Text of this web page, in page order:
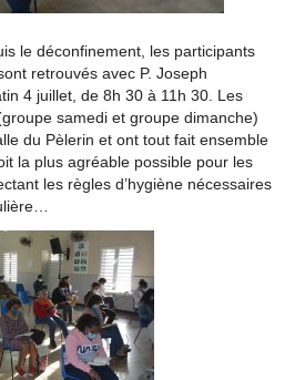
le déconfinement, les participants
retrouvés avec P. Joseph
4 juillet, de 8h 30 à 11h 30. Les
samedi et groupe dimanche)
du Pèlerin et ont tout fait ensemble
la plus agréable possible pour les
les règles d’hygiène nécessaires